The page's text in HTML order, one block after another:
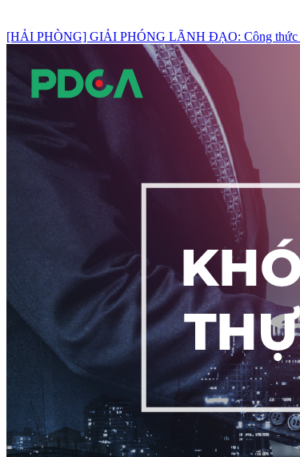
[HẢI PHÒNG] GIẢI PHÓNG LÃNH ĐẠO: Công